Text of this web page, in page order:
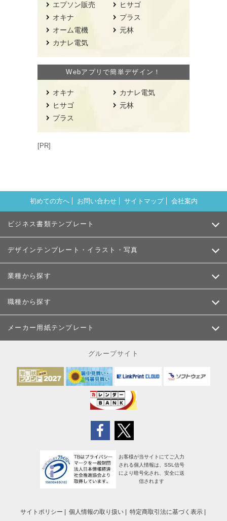
エプソン販売
オキナ
オーム電機
カナレ電気
ヒサゴ
プラス
元林
Webアプリで簡単デザイン！
オキナ
ヒサゴ
プラス
カナレ電気
元林
[PR]
初めての方へ お問い合わせ サイトマップ 会社案内
ビジネス書類テンプレート
デザインテンプレート・イラスト・写真
業種から探す
職種から探す
メーカー用紙テンプレート
グループサイト
お客様が当サイトにてご入力
される個人情報は、SSL信号
により暗号化され、安全に送
信されます
サイトポリシー 個人情報の取り扱い 特定商取引法に基づく表示